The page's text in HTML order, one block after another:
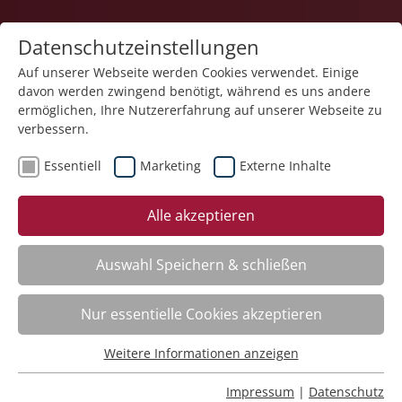
1
Veranstaltung "FASD. Fetale
Alkoholspektrumstörung / Fetales Alkoholsyndrom"
(Nr. 23) wurde in den Warenkorb gelegt.
Word – Dokumente effizient erstellen
261F07
Wann:
Jederzeit abrufbar
e-Akademie
Status:
Anmeldung möglich
Datenschutzeinstellungen
Auf unserer Webseite werden Cookies verwendet. Einige
davon werden zwingend benötigt, während es uns andere
ermöglichen, Ihre Nutzererfahrung auf unserer Webseite zu
verbessern.
Essentiell Marketing Externe Inhalte
Alle akzeptieren
Auswahl Speichern & schließen
Nur essentielle Cookies akzeptieren
Essentielle Cookies werden für grundlegende Funktionen
Weitere Informationen anzeigen
Impressum | Datenschutz